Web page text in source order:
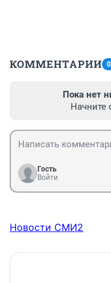
КОММЕНТАРИИ 0
Пока нет
Начните
Гость
Войти
Новости СМИ2